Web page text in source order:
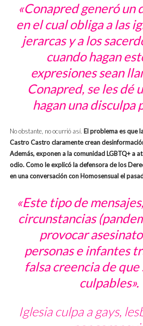
«Conapred generó un
en el cual obliga a las
jerarcas y a los
cuando hagan
expresiones sean
Conapred, se les dé
hagan una disculpa
No obstante, no ocurrió así. El problema es que
Castro Castro claramente crean
Además, exponen a la comunidad LGBTQ+ a
odio. Como le explicó la defensora de los
en una conversación con Homosensual el
«Este tipo de
circunstancias
provocar
personas e infantes
falsa creencia de que
culpables».
Iglesia culpa a gays,